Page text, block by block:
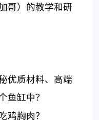
哥）的教学和研
优质材料、高端
加
鱼缸中？
鸡胸肉？